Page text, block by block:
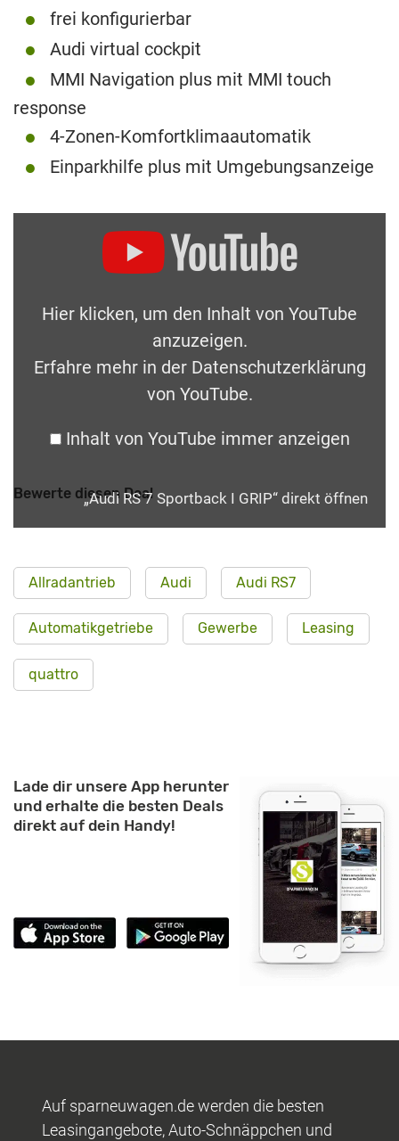
frei konfigurierbar
Audi virtual cockpit
MMI Navigation plus mit MMI touch
response
4-Zonen-Komfortklimaautomatik
Einparkhilfe plus mit Umgebungsanzeige
Hier klicken, um den Inhalt von YouTube
anzuzeigen.
Erfahre mehr in der Datenschutzerklärung
von YouTube.
Inhalt von YouTube immer anzeigen
„Audi RS 7 Sportback I GRIP“ direkt öffnen
Bewerte diesen Deal
Allradantrieb Audi Audi RS7
Automatikgetriebe Gewerbe Leasing
quattro
Lade dir unsere App herunter
und erhalte die besten Deals
direkt auf dein Handy!
Auf sparneuwagen.de werden die besten
Leasingangebote, Auto-Schnäppchen und